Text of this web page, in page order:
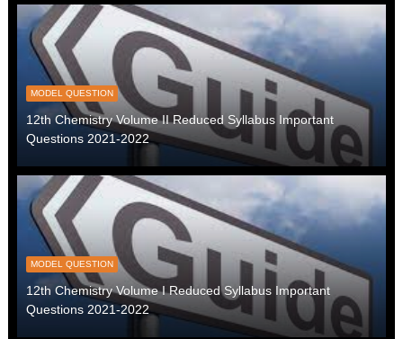
MODEL QUESTION
12th Chemistry Volume II Reduced Syllabus Important
Questions 2021-2022
MODEL QUESTION
12th Chemistry Volume I Reduced Syllabus Important
Questions 2021-2022